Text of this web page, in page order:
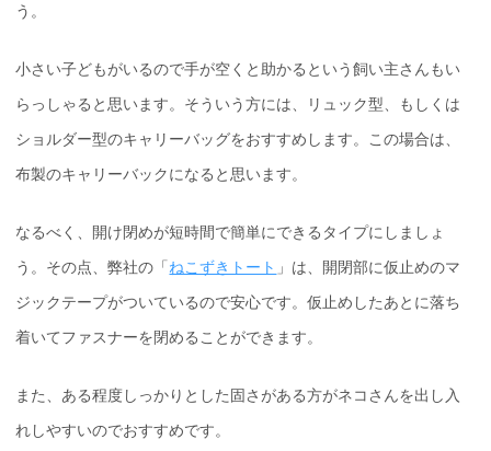
う。
小さい子どもがいるので手が空くと助かるという飼い主さんもい
らっしゃると思います。そういう方には、リュック型、もしくは
ショルダー型のキャリーバッグをおすすめします。この場合は、
布製のキャリーバックになると思います。
なるべく、開け閉めが短時間で簡単にできるタイプにしましょ
う。その点、弊社の「 ねこずきトート 」は、開閉部に仮止めのマ
ジックテープがついているので安心です。仮止めしたあとに落ち
着いてファスナーを閉めることができます。
また、ある程度しっかりとした固さがある方がネコさんを出し入
れしやすいのでおすすめです。